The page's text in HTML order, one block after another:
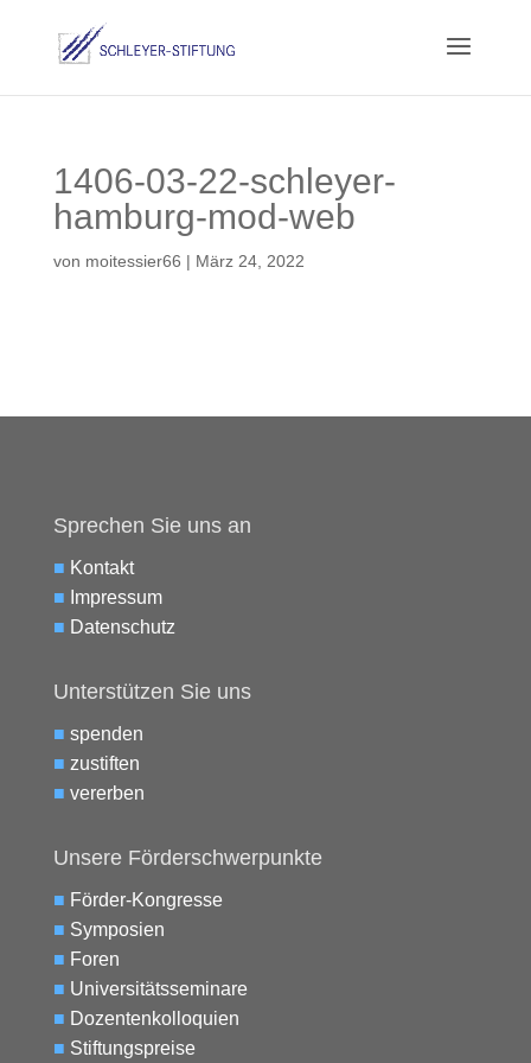
1406-03-22-schleyer-
hamburg-mod-web
von moitessier66 | März 24, 2022
Sprechen Sie uns an
■ Kontakt
■ Impressum
■ Datenschutz
Unterstützen Sie uns
■ spenden
■ zustiften
■ vererben
Unsere Förderschwerpunkte
■ Förder-Kongresse
■ Symposien
■ Foren
■ Universitätsseminare
■ Dozentenkolloquien
■ Stiftungspreise